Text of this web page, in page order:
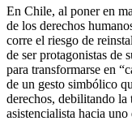
En Chile, al poner en
de los derechos
corre el riesgo de
de ser protagonistas de
para transformarse en
de un gesto simbólico
derechos, debilitando la
asistencialista hacia